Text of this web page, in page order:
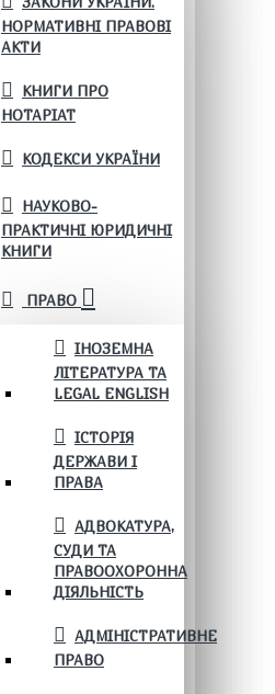
НОРМАТИВНІ ПРАВОВІ
АКТИ
КНИГИ ПРО
НОТАРІАТ
КОДЕКСИ УКРАЇНИ
НАУКОВО-
ПРАКТИЧНІ ЮРИДИЧНІ
КНИГИ
ПРАВО
ІНОЗЕМНА
ЛІТЕРАТУРА ТА
LEGAL ENGLISH
ІСТОРІЯ
ДЕРЖАВИ І
ПРАВА
АДВОКАТУРА,
СУДИ ТА
ПРАВООХОРОННА
ДІЯЛЬНІСТЬ
АДМІНІСТРАТИВНЕ
ПРАВО